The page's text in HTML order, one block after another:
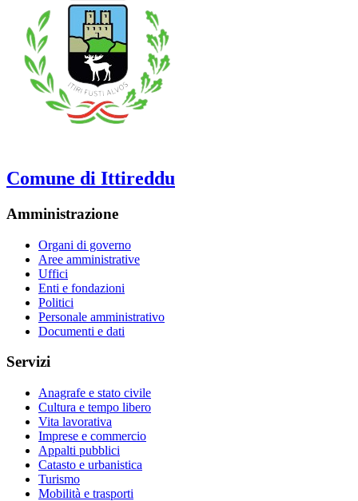
Comune di Ittireddu
Amministrazione
Organi di governo
Aree amministrative
Uffici
Enti e fondazioni
Politici
Personale amministrativo
Documenti e dati
Servizi
Anagrafe e stato civile
Cultura e tempo libero
Vita lavorativa
Imprese e commercio
Appalti pubblici
Catasto e urbanistica
Turismo
Mobilità e trasporti